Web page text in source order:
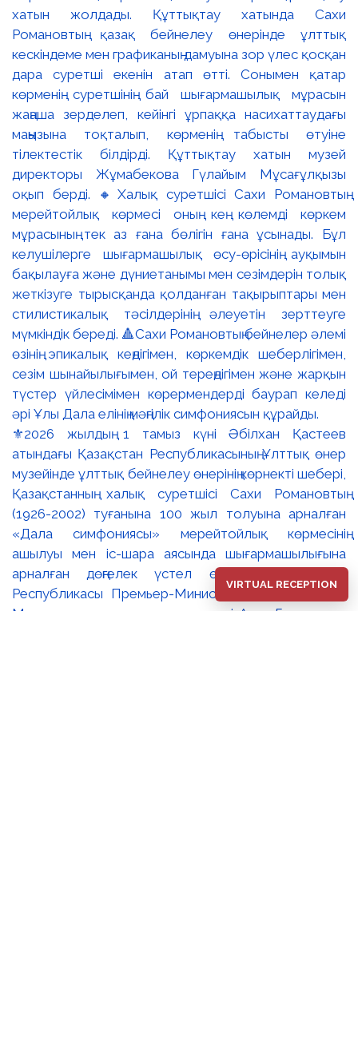
⚜️2026 жылдың 1 тамыз күні Әбілхан Қастеев
атындағы Қазақстан Республикасының Ұлттық өнер
музейінде ұлттық бейнелеу өнерінің көрнекті шебері,
Қазақстанның халық суретшісі Сахи Романовтың
(1926-2002) туғанына 100 жыл толуына арналған
«Дала симфониясы» мерейтойлық көрмесінің
ашылуы мен іс-шара аясында шығармашылығына
арналған дөңгелек үстел өтті. 🔹Қазақстан
Республикасы Премьер-Министрінің орынбасары –
Мәдениет және ақпарат министрі Аида Ғалымқызы
VIRTUAL RECEPTION